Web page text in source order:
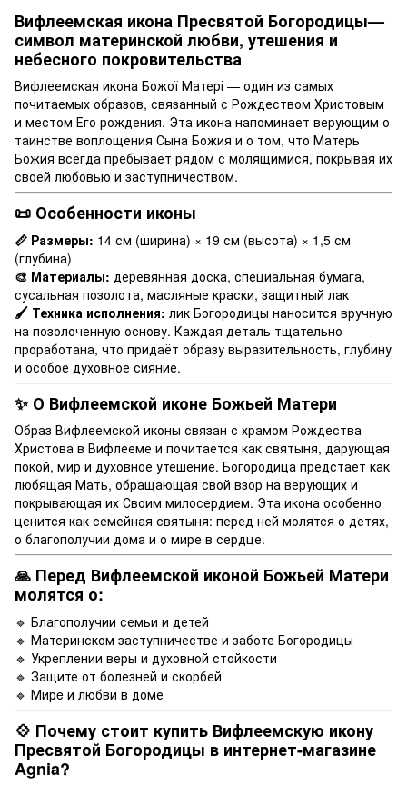
Вифлеемская икона Пресвятой Богородицы—
символ материнской любви, утешения и
небесного покровительства
Вифлеемская икона Божої Матері — один из самых
почитаемых образов, связанный с Рождеством Христовым
и местом Его рождения. Эта икона напоминает верующим о
таинстве воплощения Сына Божия и о том, что Матерь
Божия всегда пребывает рядом с молящимися, покрывая их
своей любовью и заступничеством.
📜 Особенности иконы
📏 Размеры: 14 см (ширина) × 19 см (высота) × 1,5 см
(глубина)
🎨 Материалы: деревянная доска, специальная бумага,
сусальная позолота, масляные краски, защитный лак
🖌 Техника исполнения: лик Богородицы наносится вручную
на позолоченную основу. Каждая деталь тщательно
проработана, что придаёт образу выразительность, глубину
и особое духовное сияние.
✨ О Вифлеемской иконе Божьей Матери
Образ Вифлеемской иконы связан с храмом Рождества
Христова в Вифлееме и почитается как святыня, дарующая
покой, мир и духовное утешение. Богородица предстает как
любящая Мать, обращающая свой взор на верующих и
покрывающая их Своим милосердием. Эта икона особенно
ценится как семейная святыня: перед ней молятся о детях,
о благополучии дома и о мире в сердце.
🙏 Перед Вифлеемской иконой Божьей Матери
молятся о:
🔹 Благополучии семьи и детей
🔹 Материнском заступничестве и заботе Богородицы
🔹 Укреплении веры и духовной стойкости
🔹 Защите от болезней и скорбей
🔹 Мирe и любви в доме
💠 Почему стоит купить Вифлеемскую икону
Пресвятой Богородицы в интернет-магазине
Agnia?